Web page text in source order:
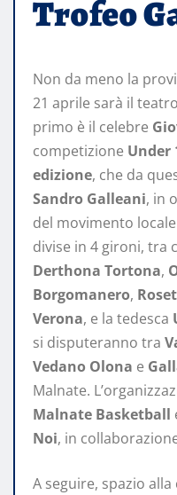
Trofeo
Non da meno la
21 aprile sarà il
primo è il celebre
competizione Under
edizione, che da
Sandro Galleani, in
del movimento
divise in 4 gironi, tra
Derthona Tortona,
Borgomanero,
Verona, e la tedesca
si disputeranno tra
Vedano Olona e
Malnate.
Malnate Basketball
Noi, in
A seguire, spazio